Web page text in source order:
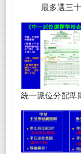
最多選三
統一派位分配準